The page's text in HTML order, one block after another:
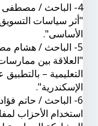
4- الباحث / مصطفى
"أثر سياسات
الأساسى".
5- الباحث / هشام
"العلاقة بين
التعليمية –
الإسكندرية".
6- الباحث / حاتم
استخدام الأحزاب